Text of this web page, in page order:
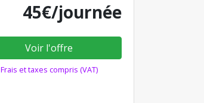
45€/journée
Voir l'offre
Frais et taxes compris (VAT)